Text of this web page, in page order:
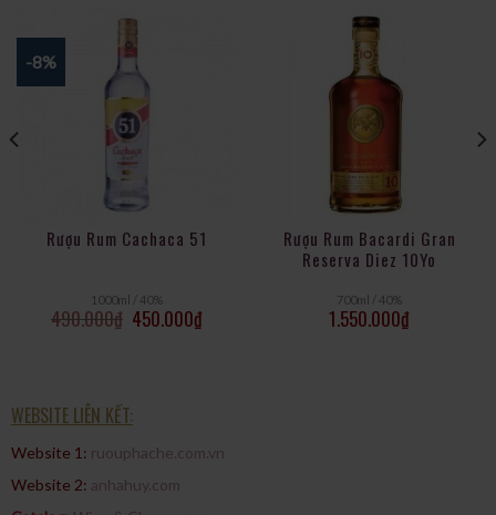
-8%
Rượu Rum Cachaca 51
1000ml / 40%
490.000₫ 450.000₫
Rượu Rum Bacardi Gran
Reserva Diez 10Yo
700ml / 40%
1.550.000₫
WEBSITE LIÊN KẾT:
Website 1: ruouphache.com.vn
Website 2: anhahuy.com